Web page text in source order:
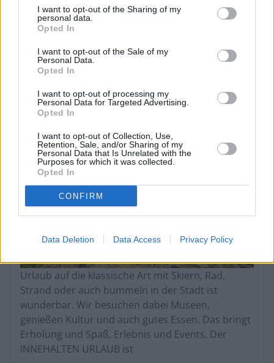
I want to opt-out of the Sharing of my
personal data.
Opted In
I want to opt-out of the Sale of my
Personal Data.
Opted In
I want to opt-out of processing my
Personal Data for Targeted Advertising.
Opted In
I want to opt-out of Collection, Use,
Retention, Sale, and/or Sharing of my
Personal Data that Is Unrelated with the
Purposes for which it was collected.
Opted In
CONFIRM
Data Deletion Data Access Privacy Policy
Wohlfühlflotte von TUI Cruises ein spektakuläres
Tauf-Event mit einem besonderen Auftritt von
Innehalten auf Deutschlands
längstem Wanderweg
Urlaub auf die klassische Art mit Skiern, Rad,
Strand oder auch bummeln in der Stadt ist
wunderbar. Wir besuchen dabei Museen,
genießen Kultur und auch gutes Essen. Das bringt
Erholung und Spaß, Erlebnis und Events. Der
INNEHALTEN URLAUB ist